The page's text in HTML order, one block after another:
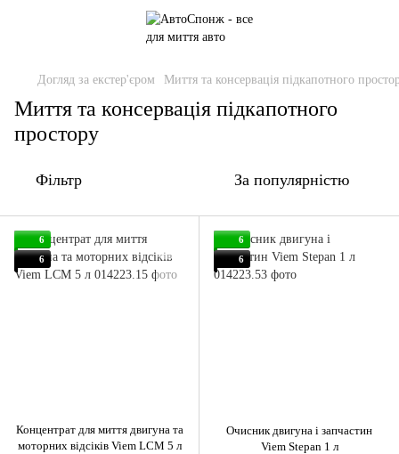
Догляд за екстер'єром Миття та консервація підкапотного
Миття та консервація підкапотного
простору
Фільтр За популярністю
6
6
Концентрат для миття двигуна та
моторних відсіків Viem LCM 5 л
6
6
Очисник двигуна і запчастин
Viem Stepan 1 л